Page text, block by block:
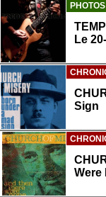
PHOTOS
Le
Sign
Were